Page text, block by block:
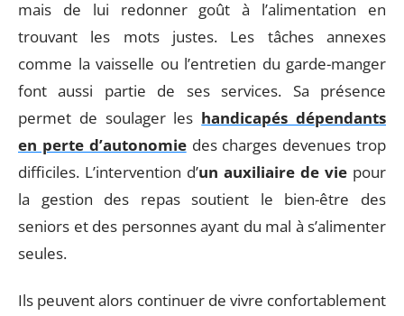
mais de lui redonner goût à l’alimentation en
trouvant les mots justes. Les tâches annexes
comme la vaisselle ou l’entretien du garde-manger
font aussi partie de ses services. Sa présence
permet de soulager les handicapés dépendants
en perte d’autonomiedes charges devenues trop
difficiles. L’intervention d’un auxiliaire de vie pour
la gestion des repas soutient le bien-être des
seniors et des personnes ayant du mal à s’alimenter
seules.
Ils peuvent alors continuer de vivre confortablement